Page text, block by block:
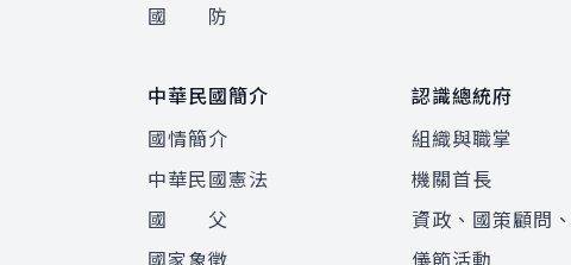
國 防
中華民國簡介
國情簡介
中華民國憲法
國 父
國家象徵
認識總統府
組織與職掌
機關首長
資政、國策顧問
儀節活動